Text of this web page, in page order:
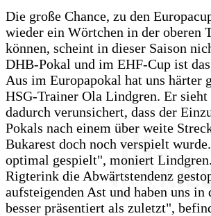
Die große Chance, zu den
wieder ein Wörtchen in der oberen
können, scheint in dieser Saison
DHB-Pokal und im EHF-Cup ist
Aus im Europapokal hat uns härter
HSG-Trainer Ola Lindgren. Er
dadurch verunsichert, dass der
Pokals nach einem über weite
Bukarest doch noch verspielt
optimal gespielt", moniert
Rigterink die Abwärtstendenz
aufsteigenden Ast und haben uns
besser präsentiert als zuletzt",